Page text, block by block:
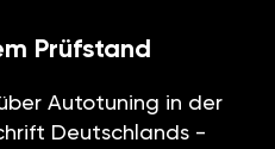
Prüfstand
Autotuning in der
Deutschlands -